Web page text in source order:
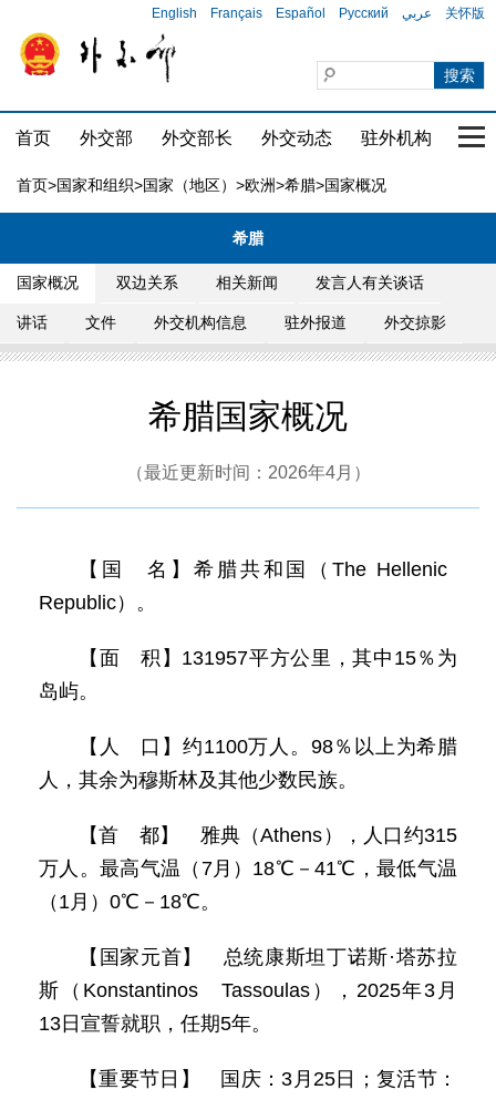
English Français Español Русский عربي 关怀版
首页 外交部 外交部长 外交动态 驻外机构 国
首页>国家和组织>国家（地区） >欧洲>希腊>国家概况
希腊
国家概况 双边关系 相关新闻 发言人有关谈话
讲话 文件 外交机构信息 驻外报道 外交掠影
希腊国家概况
（最近更新时间：2026年4月）
【国 名】希腊共和国（The Hellenic
Republic）。
【面 积】131957平方公里，其中15％为
岛屿。
【人 口】约1100万人。98％以上为希腊
人，其余为穆斯林及其他少数民族。
【首 都】 雅典（Athens），人口约315
万人。最高气温（7月）18℃－41℃，最低气温
（1月）0℃－18℃。
【国家元首】 总统康斯坦丁诺斯·塔苏拉
斯（Konstantinos Tassoulas），2025年3月
13日宣誓就职，任期5年。
【重要节日】 国庆：3月25日；复活节：